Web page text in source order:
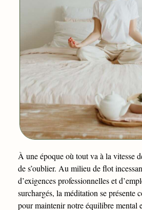
À une époque où tout va à la vitesse
de s’oublier. Au milieu de flot
d’exigences professionnelles et
surchargés, la méditation se présente
pour maintenir notre équilibre mental